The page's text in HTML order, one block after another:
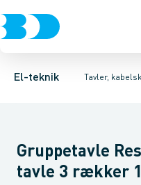
El-teknik Tavler,
Afbrydere, stikkontakter
Tavler, kapsling og
Tilbehør til gruppetavler
Gruppetavle
tavle 3 rækker